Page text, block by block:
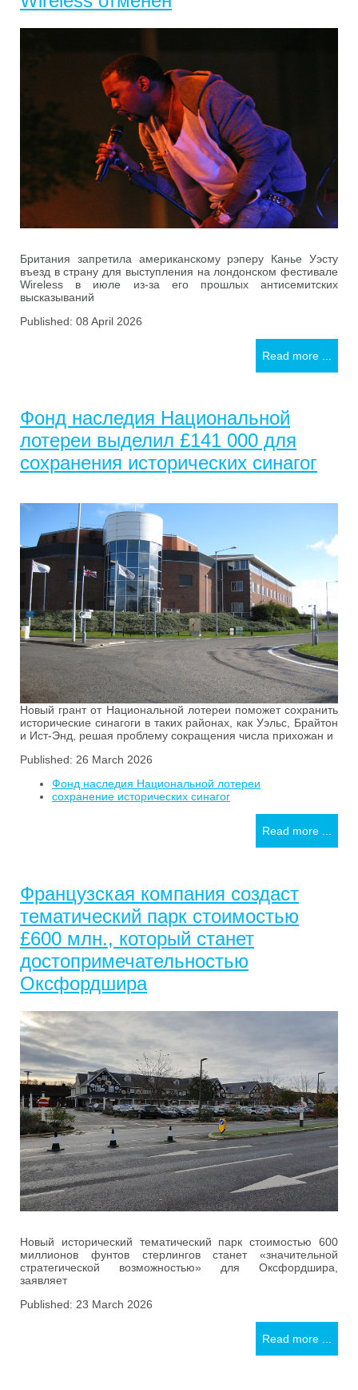
Британия запретила американскому рэперу Канье Уэсту
въезд в страну для выступления на лондонском фестивале
Wireless в июле из-за его прошлых антисемитских
высказываний
Published: 08 April 2026
Read more ...
Фонд наследия Национальной
лотереи выделил £141 000 для
сохранения исторических синагог
Новый грант от Национальной лотереи поможет сохранить
исторические синагоги в таких районах, как Уэльс, Брайтон
и Ист-Энд, решая проблему сокращения числа прихожан и
Published: 26 March 2026
Фонд наследия Национальной лотереи
сохранение исторических синагог
Read more ...
Французская компания создаст
тематический парк стоимостью
£600 млн., который станет
достопримечательностью
Оксфордшира
Новый исторический тематический парк стоимостью 600
миллионов фунтов стерлингов станет «значительной
стратегической возможностью» для Оксфордшира,
заявляет
Published: 23 March 2026
Read more ...